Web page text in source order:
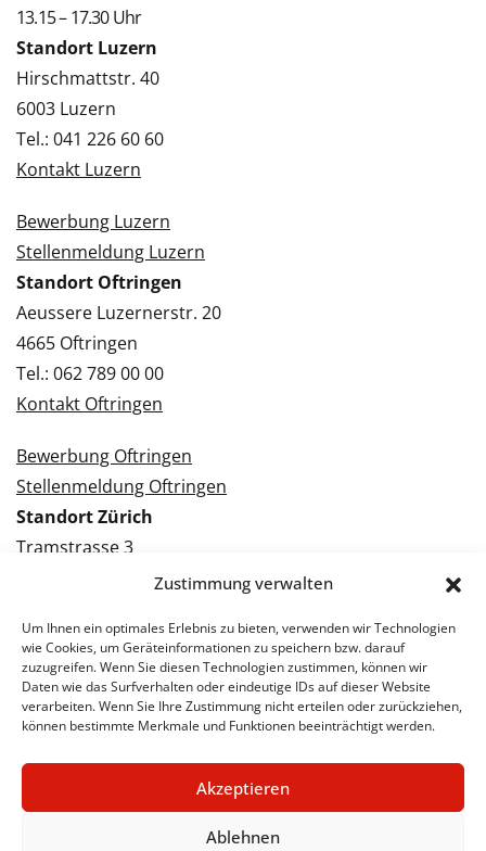
Zustimmung verwalten
Um Ihnen ein optimales Erlebnis zu bieten, verwenden wir Technologien
wie Cookies, um Geräteinformationen zu speichern bzw. darauf
zuzugreifen. Wenn Sie diesen Technologien zustimmen, können wir
Daten wie das Surfverhalten oder eindeutige IDs auf dieser Website
verarbeiten. Wenn Sie Ihre Zustimmung nicht erteilen oder zurückziehen,
können bestimmte Merkmale und Funktionen beeinträchtigt werden.
Akzeptieren
Ablehnen
13.15 – 17.30 Uhr
Standort Luzern
Hirschmattstr. 40
6003 Luzern
Tel.: 041 226 60 60
Kontakt Luzern
Bewerbung Luzern
Stellenmeldung Luzern
Standort Oftringen
Aeussere Luzernerstr. 20
4665 Oftringen
Tel.: 062 789 00 00
Kontakt Oftringen
Bewerbung Oftringen
Stellenmeldung Oftringen
Standort Zürich
Tramstrasse 3
Kontakt Zürich
Bewerbung Zürich
Stellenmeldung Zürich